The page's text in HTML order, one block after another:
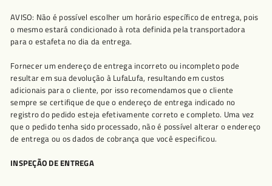
AVISO: Não é possível escolher um horário específico de entrega, pois
o mesmo estará condicionado à rota definida pela transportadora
para o estafeta no dia da entrega.
Fornecer um endereço de entrega incorreto ou incompleto pode
resultar em sua devolução à LufaLufa, resultando em custos
adicionais para o cliente, por isso recomendamos que o cliente
sempre se certifique de que o endereço de entrega indicado no
registro do pedido esteja efetivamente correto e completo. Uma vez
que o pedido tenha sido processado, não é possível alterar o endereço
de entrega ou os dados de cobrança que você especificou.
INSPEÇÃO DE ENTREGA